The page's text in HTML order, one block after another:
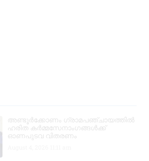
അണ്ടൂർക്കോണം ഗ്രാമപഞ്ചായത്തിൽ
ഹരിത കർമ്മസേനാംഗങ്ങൾക്ക്
ഓണപുടവ വിതരണം